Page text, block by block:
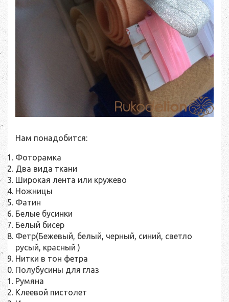
Нам понадобится:
Фоторамка
Два вида ткани
Широкая лента или кружево
Ножницы
Фатин
Белые бусинки
Белый бисер
Фетр(Бежевый, белый, черный, синий, светло
русый, красный )
Нитки в тон фетра
Полубусины для глаз
Румяна
Клеевой пистолет